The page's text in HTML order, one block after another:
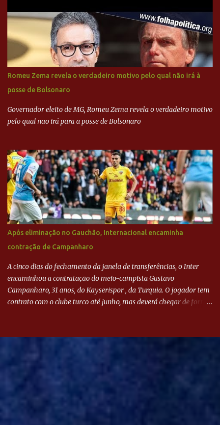
Executiva Nacional do PSDB (Valter Campanato/Agência Brasil) O
texto também põe fim a um mistério: três fontes confirmaram à
revista que o codinome “santo” que aparece em planilhas da
empreiteira refere-se ao governador de São Paulo, Geraldo
Alckmin (PSDB) — nenhum deles, no entanto, disse ter negociado
diretamente com o paulista. Depoimentos mostram como o
dinheiro da Odebrecht bancou a campanha de Serra em 2010 Leia
mais... A Lava Jato chega ao PSDB | VEJA.com
Romeu Zema revela o verdadeiro motivo pelo qual não irá à
posse de Bolsonaro
Governador eleito de MG, Romeu Zema revela o verdadeiro motivo
pelo qual não irá para a posse de Bolsonaro
Após eliminação no Gauchão, Internacional encaminha
contração de Campanharo
A cinco dias do fechamento da janela de transferências, o Inter
encaminhou a contratação do meio-campista Gustavo
Campanharo, 31 anos, do Kayserispor , da Turquia. O jogador tem
contrato com o clube turco até junho, mas deverá chegar de forma
Evian, da França, Hellas Verona, da Itália, e Ludogorets, da
Bulgária. O último clube brasileiro foi a Chapecoense, em 2020.
Desde então, está no Kayserispor. Caso a negociação seja
opção de Mano Menezes no setor de meio-campo. Atualmente, na
Turquia, Gustavo Campanharo vem atuando como volante, mas
também pode ser utilizado mais avançado. Inter encaminha